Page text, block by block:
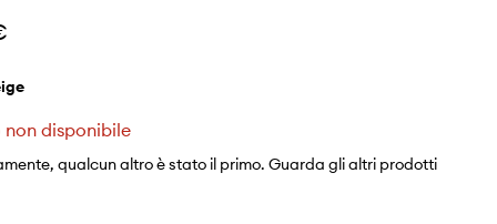
disponibile
qualcun altro è stato il primo. Guarda gli altri prodotti